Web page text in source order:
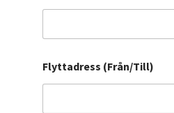
Flyttadress (Från/Till)